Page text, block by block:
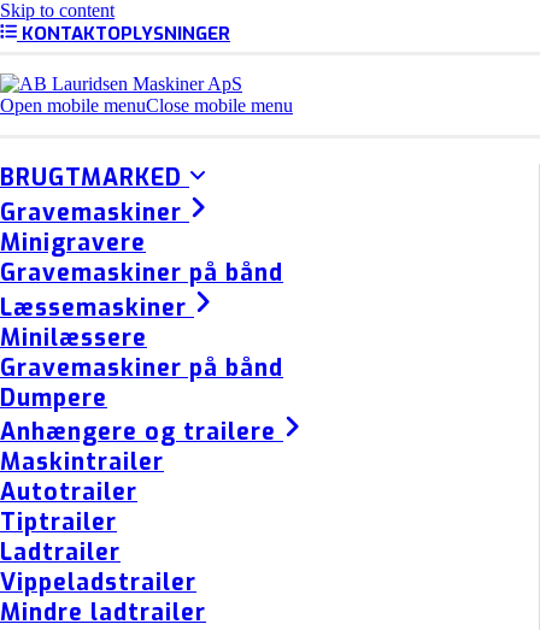
Skip to content
KONTAKTOPLYSNINGER
Open mobile menuClose mobile menu
BRUGTMARKED
Gravemaskiner
Minigravere
Gravemaskiner på bånd
Læssemaskiner
Minilæssere
Gravemaskiner på bånd
Dumpere
Anhængere og trailere
Maskintrailer
Autotrailer
Tiptrailer
Ladtrailer
Vippeladstrailer
Mindre ladtrailer